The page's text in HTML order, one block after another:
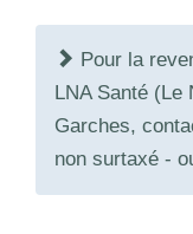
Pour la
LNA Santé (Le
Garches,
non surtaxé -